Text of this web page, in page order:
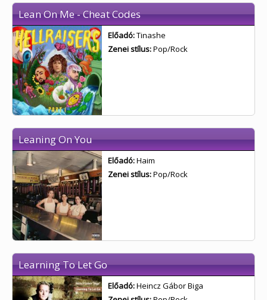
Lean On Me - Cheat Codes
Előadó:Tinashe
Zenei stílus:Pop/Rock
Leaning On You
Előadó:Haim
Zenei stílus:Pop/Rock
Learning To Let Go
Előadó:Heincz Gábor Biga